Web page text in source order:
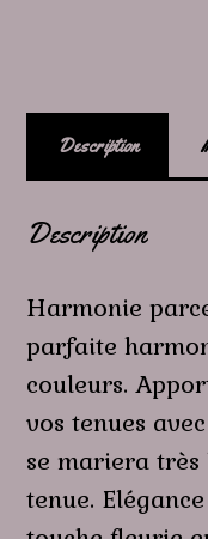
Description
Description
Harmonie
parfaite
couleurs.
vos tenues
se mariera
tenue.